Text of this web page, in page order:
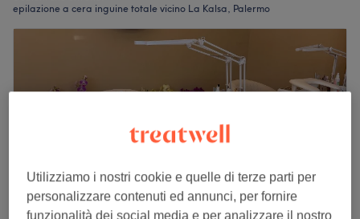
epilazione a cera inguine totale vicino La Kalsa, Palermo
Utilizziamo i nostri cookie e quelle di terze parti per
personalizzare contenuti ed annunci, per fornire
funzionalità dei social media e per analizzare il nostro